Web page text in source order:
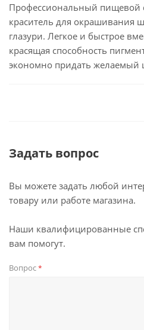
Профессиональный пищевой
краситель для окрашивания
глазури. Легкое и быстрое
красящая способность
экономно придать желаемый
Задать вопрос
Вы можете задать любой
товару или работе магазина.
Наши квалифицированные
вам помогут.
Вопрос*